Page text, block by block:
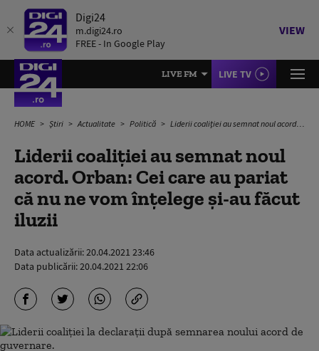
Digi24
m.digi24.ro
FREE - In Google Play
VIEW
LIVE FM LIVE TV
HOME Știri Actualitate Politică Liderii coaliției au semnat noul acord. Orban: Cei care au pariat că nu ne vom înțelege și-au făcut iluzii
Liderii coaliției au semnat noul
acord. Orban: Cei care au pariat
că nu ne vom înțelege și-au făcut
iluzii
Data actualizării:20.04.2021 23:46
Data publicării:20.04.2021 22:06